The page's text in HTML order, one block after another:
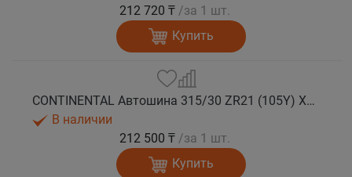
212 720 ₸ /за 1 шт.
Купить
CONTINENTAL Автошина 315/30 ZR21 (105Y) XL FR SportContact 7 MO1 лето
В наличии
212 500 ₸ /за 1 шт.
Купить